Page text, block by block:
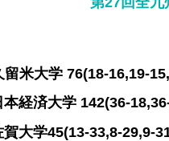
大学 76(18-16,19-
済大学 142(36-
学45(13-33,8-